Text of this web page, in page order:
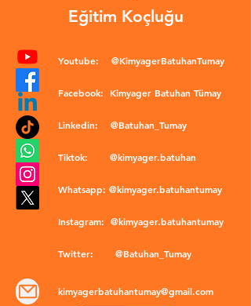
Eğitim Koçluğu
Youtube: @KimyagerBatuhanTumay
Facebook: Kimyager Batuhan Tümay
Linkedin: @Batuhan_Tumay
Tiktok: @kimyager.batuhan
Whatsapp: @kimyager.batuhantumay
Instagram: @kimyager.batuhantumay
Twitter: @Batuhan_Tumay
kimyagerbatuhantumay@gmail.com